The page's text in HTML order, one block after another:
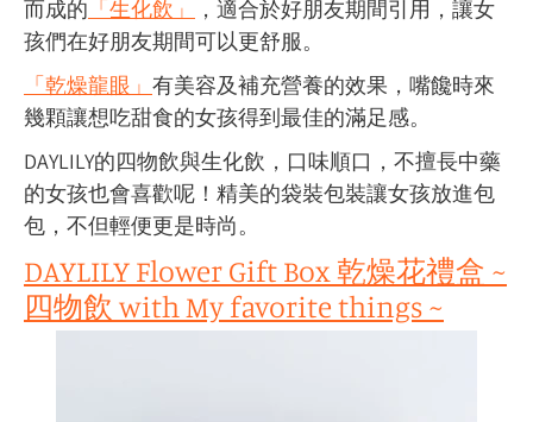
而成的 「生化飲」
，適合於好朋友期間引用，讓女
孩們在好朋友期間可以更舒服。
「乾燥龍眼」 有美容及補充營養的效果，嘴饞時來
幾顆讓想吃甜食的女孩得到最佳的滿足感。
DAYLILY的四物飲與生化飲，口味順口，不擅長中藥
的女孩也會喜歡呢！精美的袋裝包裝讓女孩放進包
包，不但輕便更是時尚。
DAYLILY Flower Gift Box 乾燥花禮盒 ~
四物飲 with My favorite things ~